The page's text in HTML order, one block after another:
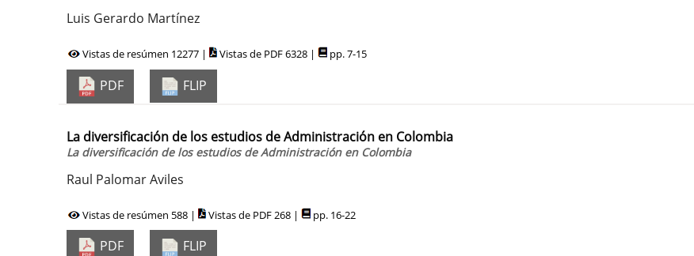
Luis Gerardo Martínez
Vistas de resúmen 12277 | Vistas de PDF 6328 | pp. 7-15
PDF FLIP
La diversificación de los estudios de Administración en Colombia
La diversificación de los estudios de Administración en Colombia
Raul Palomar Aviles
Vistas de resúmen 588 | Vistas de PDF 268 | pp. 16-22
PDF FLIP